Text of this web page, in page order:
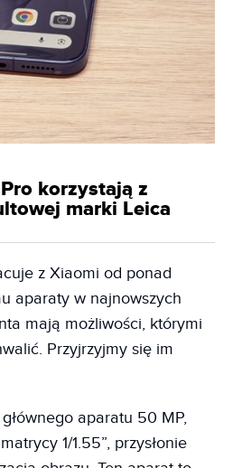
korzystają z
marki Leica
z Xiaomi od ponad
aparaty w najnowszych
mają możliwości, którymi
Przyjrzyjmy się im
aparatu 50 MP,
1/1.55”, przysłonie